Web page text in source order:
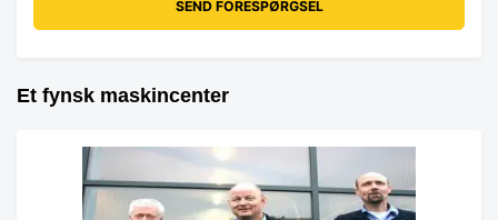
Et fynsk maskincenter